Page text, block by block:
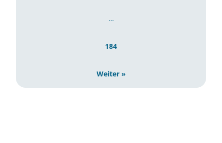
…
184
Weiter »